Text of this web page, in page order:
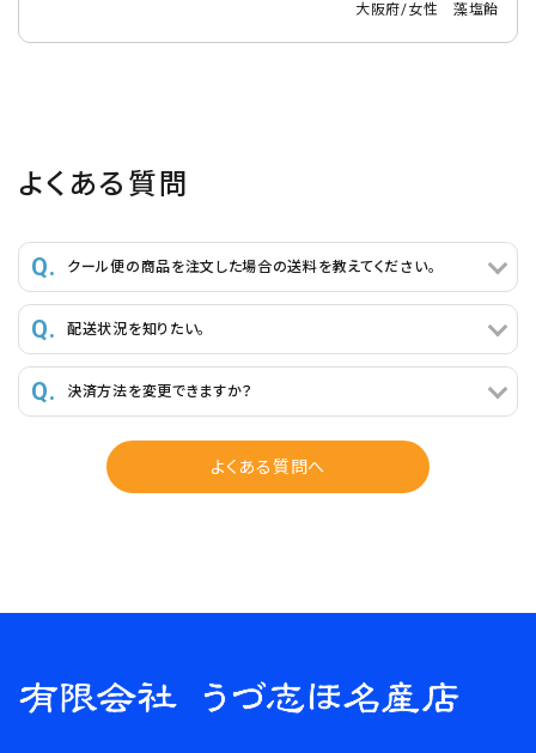
大阪府/女性 藻塩飴
よくある質問
クール便の商品を注文した場合の送料を教えてください。
配送状況を知りたい。
決済方法を変更できますか？
よくある質問へ